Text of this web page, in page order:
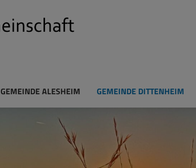
GEMEINDE ALESHEIM GEMEINDE DITTENHEIM